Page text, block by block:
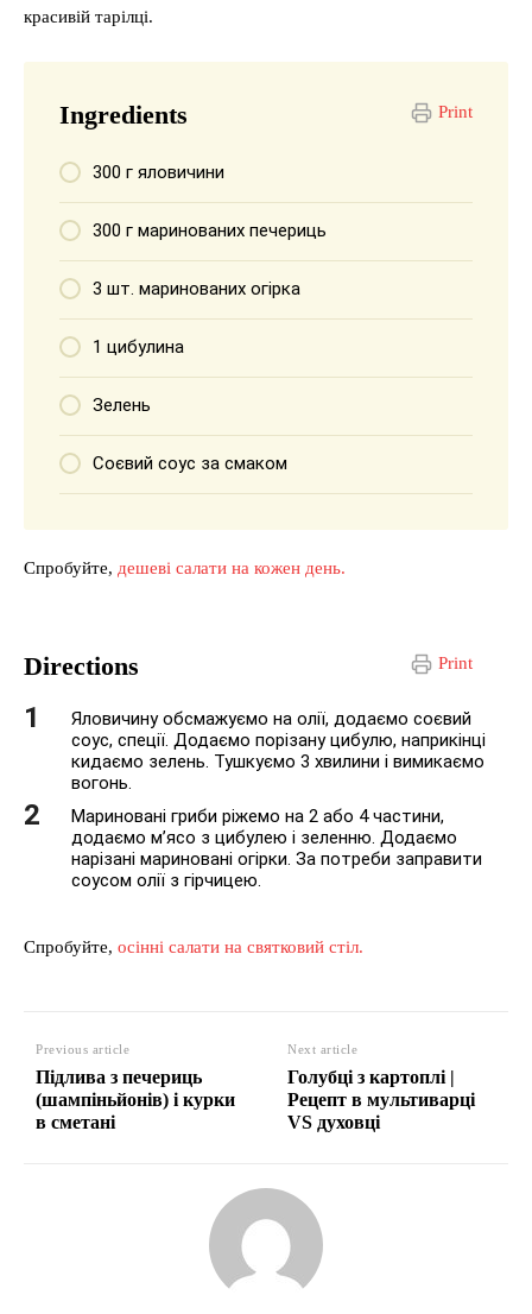
красивій тарілці.
Print
Ingredients
300 г яловичини
300 г маринованих печериць
3 шт. маринованих огірка
1 цибулина
Зелень
Соєвий соус за смаком
Спробуйте, дешеві салати на кожен день.
Print
Directions
Яловичину обсмажуємо на олії, додаємо соєвий
соус, спеції. Додаємо порізану цибулю, наприкінці
кидаємо зелень. Тушкуємо 3 хвилини і вимикаємо
вогонь.
Мариновані гриби ріжемо на 2 або 4 частини,
додаємо м’ясо з цибулею і зеленню. Додаємо
нарізані мариновані огірки. За потреби заправити
соусом олії з гірчицею.
Спробуйте, осінні салати на святковий стіл.
Previous article
Підлива з печериць
(шампіньйонів) і курки
в сметані
Next article
Голубці з картоплі |
Рецепт в мультиварці
VS духовці